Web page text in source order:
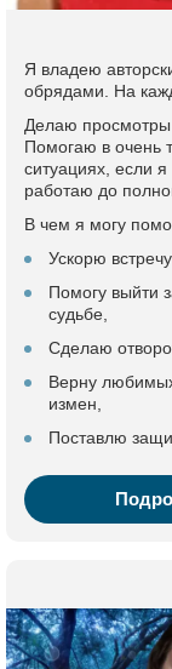
Я владею
обрядами. На
Делаю просмотры
Помогаю в очень
ситуациях, если
работаю до
В чем я могу
Ускорю
Помогу выйти
судьбе,
Сделаю
Верну
измен,
Поставлю